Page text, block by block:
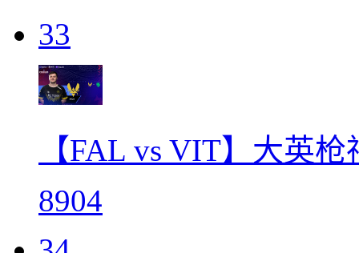
33
【FAL vs VIT】大英
8904